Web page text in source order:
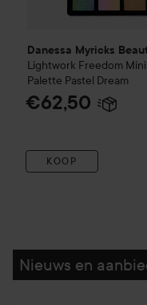
Danessa Myricks
Lightwork Freedom Mini
Palette Pastel Dream
€62,50
KOOP
Nieuws en